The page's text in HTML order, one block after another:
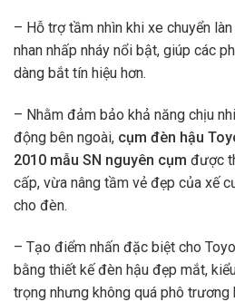
– Hỗ trợ tầm nhìn khi xe chuyển
nhan nhấp nháy nổi bật, giúp các
dàng bắt tín hiệu hơn.
– Nhằm đảm bảo khả năng chịu
động bên ngoài, cụm đèn hậu
2010 mẫu SN nguyên cụm được
cấp, vừa nâng tầm vẻ đẹp của xế
cho đèn.
– Tạo điểm nhấn đặc biệt cho
bằng thiết kế đèn hậu đẹp mắt,
trọng nhưng không quá phô trương